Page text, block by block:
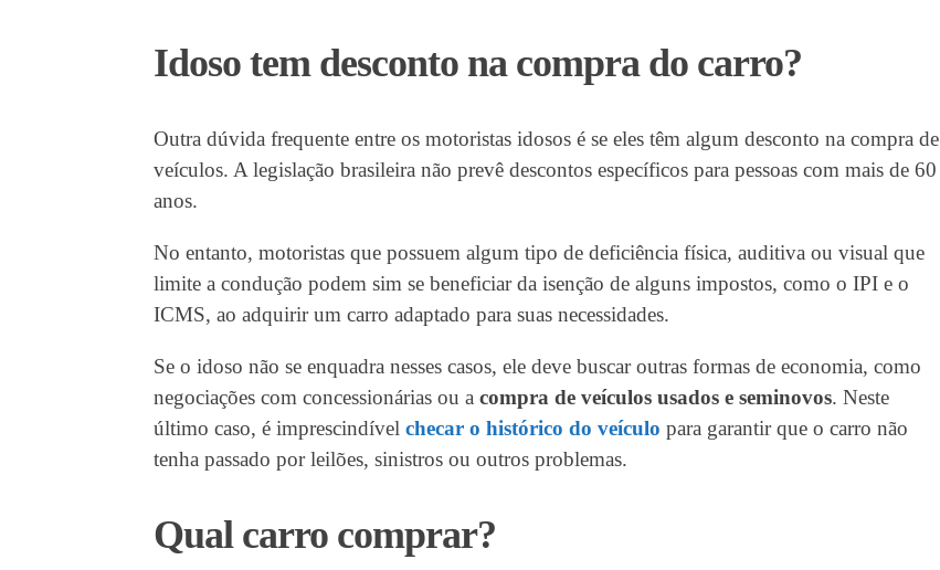
Idoso tem desconto na compra do carro?
Outra dúvida frequente entre os motoristas idosos é se eles têm algum desconto na compra de
veículos. A legislação brasileira não prevê descontos específicos para pessoas com mais de 60
anos.
No entanto, motoristas que possuem algum tipo de deficiência física, auditiva ou visual que
limite a condução podem sim se beneficiar da isenção de alguns impostos, como o IPI e o
ICMS, ao adquirir um carro adaptado para suas necessidades.
Se o idoso não se enquadra nesses casos, ele deve buscar outras formas de economia, como
negociações com concessionárias ou a compra de veículos usados e seminovos. Neste
último caso, é imprescindível checar o histórico do veículo para garantir que o carro não
tenha passado por leilões, sinistros ou outros problemas.
Qual carro comprar?